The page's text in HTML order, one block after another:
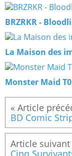
BRZRKR -
La Maison des
Monster Maid
BD Comic
Cinq